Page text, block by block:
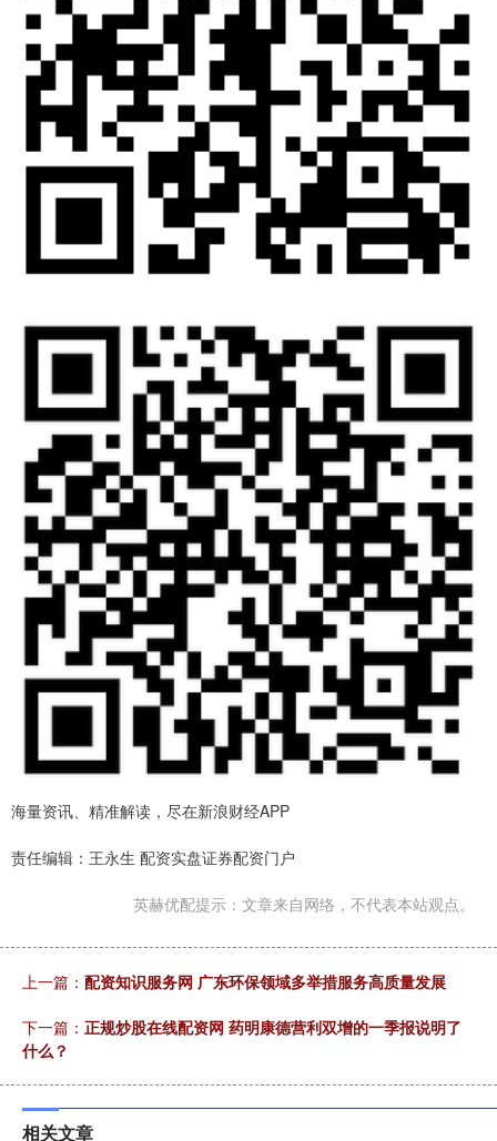
海量资讯、精准解读，尽在新浪财经APP
责任编辑：王永生 配资实盘证券配资门户
英赫优配提示：文章来自网络，不代表本站观点。
上一篇： 配资知识服务网 广东环保领域多举措服务高质量发展
下一篇： 正规炒股在线配资网 药明康德营利双增的一季报说明了
什么？
相关文章